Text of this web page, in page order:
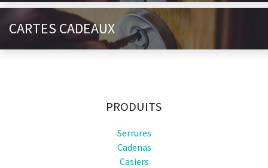
CARTES CADEAUX
PRODUITS
Serrures
Cadenas
Casiers